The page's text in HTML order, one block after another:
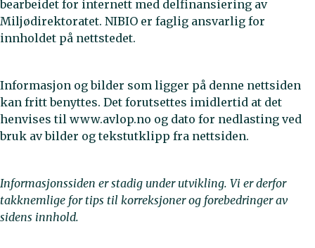
bearbeidet for internett med delfinansiering av
Miljødirektoratet. NIBIO er faglig ansvarlig for
innholdet på nettstedet.
Informasjon og bilder som ligger på denne nettsiden
kan fritt benyttes. Det forutsettes imidlertid at det
henvises til www.avlop.no og dato for nedlasting ved
bruk av bilder og tekstutklipp fra nettsiden.
Informasjonssiden er stadig under utvikling. Vi er derfor
takknemlige for tips til korreksjoner og forebedringer av
sidens innhold.